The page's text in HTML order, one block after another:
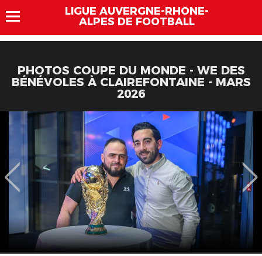
LIGUE AUVERGNE-RHÔNE-
ALPES DE FOOTBALL
PHOTOS COUPE DU MONDE - WE DES
BÉNÉVOLES À CLAIREFONTAINE - MARS
2026